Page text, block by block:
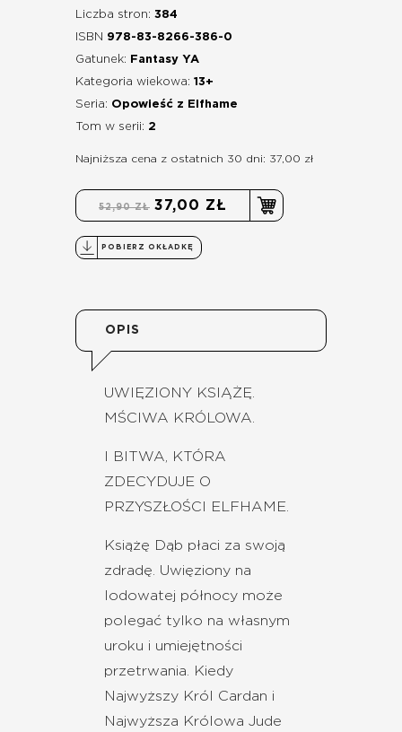
Liczba stron: 384
ISBN 978-83-8266-386-0
Gatunek:
Fantasy YA
Kategoria wiekowa: 13+
Seria: Opowieść z Elfhame
Tom w serii: 2
Najniższa cena z ostatnich 30 dni: 37,00 zł
52,90 ZŁ 37,00 ZŁ
POBIERZ OKŁADKĘ
OPIS
UWIĘZIONY KSIĄŻĘ.
MŚCIWA KRÓLOWA.
I BITWA, KTÓRA
ZDECYDUJE O
PRZYSZŁOŚCI ELFHAME.
Książę Dąb płaci za swoją
zdradę. Uwięziony na
lodowatej północy może
polegać tylko na własnym
uroku i umiejętności
przetrwania. Kiedy
Najwyższy Król Cardan i
Najwyższa Królowa Jude